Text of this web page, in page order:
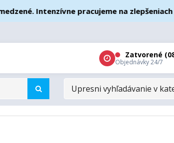
Intenzívne pracujeme na zlepšeniach –
Zatvorené
Objednávky 24/7
UPRESNI
VYHĽADÁVANIE